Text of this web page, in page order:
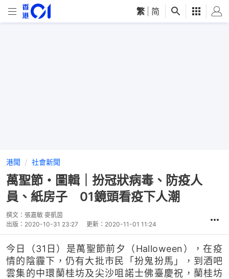
繁 简
港聞 社會新聞
萬聖節・圖輯｜扮冠狀病毒、防疫人
員、紙房子 01鏡頭看疫下人潮
撰文： 張嘉敏 麥凱茵
出版： 2020-10-31 23:27 更新： 2020-11-01 11:24
今日（31日）是萬聖節前夕（Halloween），在疫
情的陰霾下，仍有大批市民「扮鬼扮馬」，到酒吧
雲集的中環蘭桂坊及尖沙咀諾士佛臺慶祝，蘭桂坊